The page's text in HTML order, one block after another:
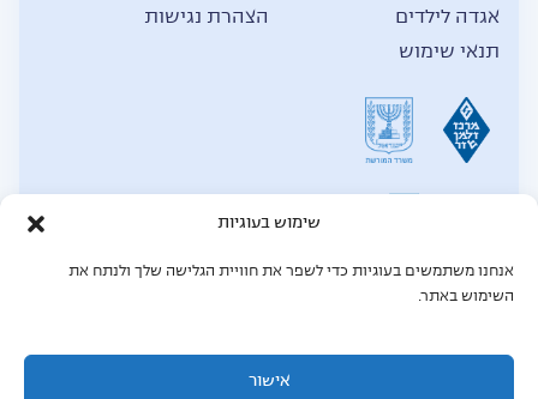
שימוש בעוגיות
אנחנו משתמשים בעוגיות כדי לשפר את חוויית הגלישה שלך ולנתח את
השימוש באתר.
אישור
הצהרת נגישות
תנאי שימוש
אגדה לילדים
תחזוקת אתר: Mgt force מומחים לאתרי וורדפרס